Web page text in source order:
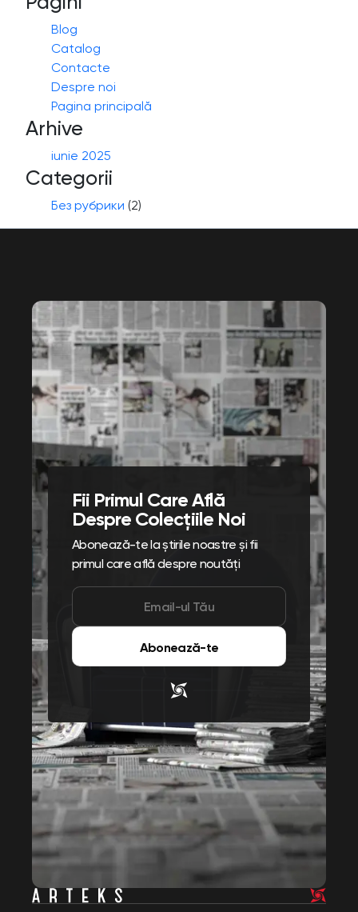
Blog
Catalog
Contacte
Despre noi
Pagina principală
Arhive
iunie 2025
Categorii
Без рубрики (2)
Fii Primul Care Află
Despre Colecțiile Noi
Abonează-te la știrile noastre și fii
primul care află despre noutăți
Abonează-te